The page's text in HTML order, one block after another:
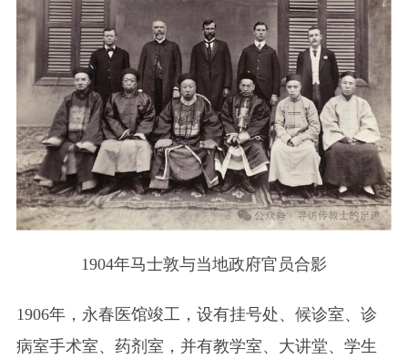
1904年马士敦与当地政府官员合影
1906年，永春医馆竣工，设有挂号处、候诊室、诊
病室手术室、药剂室，并有教学室、大讲堂、学生